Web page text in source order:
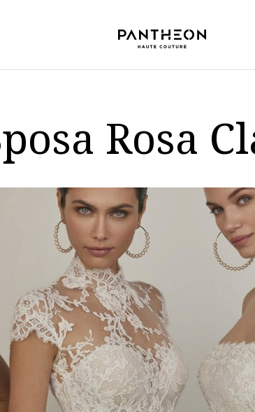
Rosa